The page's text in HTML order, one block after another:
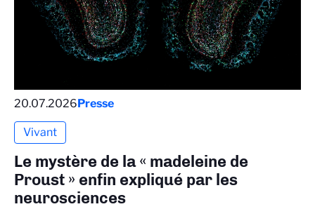
20.07.2026Presse
Vivant
Le mystère de la « madeleine de
Proust » enfin expliqué par les
neurosciences